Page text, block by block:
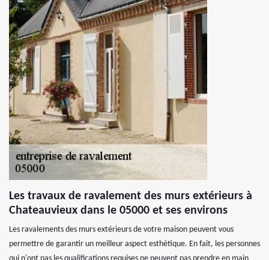
Les travaux de ravalement des murs extérieurs à
Chateauvieux dans le 05000 et ses environs
Les ravalements des murs extérieurs de votre maison peuvent vous
permettre de garantir un meilleur aspect esthétique. En fait, les personnes